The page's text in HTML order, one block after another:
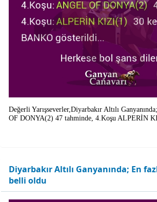
Değerli Yarışseverler,Diyarbakır Altılı
OF DONYA(2) 47 tahminde, 4.Koşu ALPERİN
Diyarbakır Altılı Ganyanında; En
belli oldu